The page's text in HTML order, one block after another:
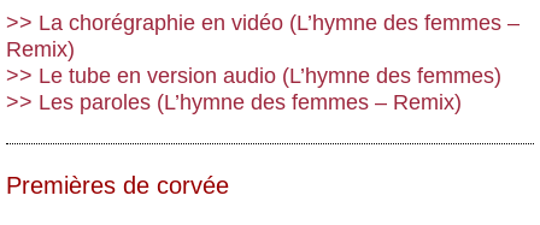
>> La chorégraphie en vidéo (L’hymne des femmes –
Remix)
>> Le tube en version audio (L’hymne des femmes)
>> Les paroles (L’hymne des femmes – Remix)
Premières de corvée